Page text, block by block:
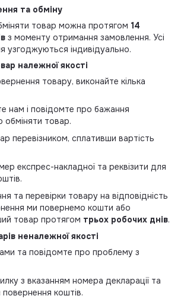
та обміну
товар можна протягом 14
з моменту отримання замовлення. Усі
узгоджуються індивідуально.
належної якості
товару, виконайте кілька
нам і повідомте про бажання
обміняти товар.
перевізником, сплативши вартість
експрес-накладної та реквізити для
та перевірки товару на відповідність
ми повернемо кошти або
товар протягом трьох робочих днів.
неналежної якості
та повідомте про проблему з
з вказанням номера декларації та
повернення коштів.